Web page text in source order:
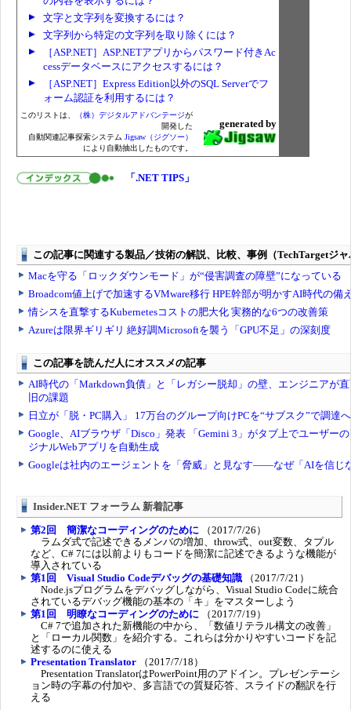
文字と文字列を変換するには？
文字列から特定の文字列を取り除くには？
［ASP.NET］ASP.NETアプリからパスワード付きAc
cessデータベースにアクセスするには？
［ASP.NET］Express Edition以外のSQL Serverでフ
ォーム認証を利用するには？
このリストは、 （株）デジタルアドバンテージが
開発した
自動関連記事探索システム Jigsaw（ジグソー）
により自動抽出したものです。
generated by
「.NET TIPS」
Insider.NET フォーラム 新着記事
第2回 簡潔なコーディングのために （2017/7/26）
ラムダ式で記述できるメンバの増加、throw式、out変数、タプル
など、C# 7には以前よりもコードを簡潔に記述できるような機能が
導入されている
第1回 Visual Studio Codeデバッグの基礎知識 （2017/7/21）
Node.jsプログラムをデバッグしながら、Visual Studio Codeに統合
されているデバッグ機能の基本の「キ」をマスターしよう
第1回 明瞭なコーディングのために （2017/7/19）
C# 7で追加された新機能の中から、「数値リテラル構文の改善」
と「ローカル関数」を紹介する。これらは分かりやすいコードを記
述するのに使える
Presentation Translator （2017/7/18）
Presentation TranslatorはPowerPoint用のアドイン。プレゼンテーシ
ョン時の字幕の付加や、多言語での質疑応答、スライドの翻訳を行
える